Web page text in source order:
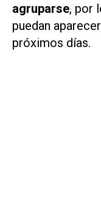
agruparse, por
puedan
próximos días.